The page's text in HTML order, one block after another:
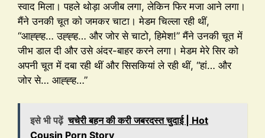
स्वाद मिला। पहले थोड़ा अजीब लगा, लेकिन फिर मजा आने लगा।
मैंने उनकी चूत को जमकर चाटा। मेडम चिल्ला रही थीं,
“आह्ह्ह… उह्ह्ह… और जोर से चाटो, हिमेश!” मैंने उनकी चूत में
जीभ डाल दी और उसे अंदर-बाहर करने लगा। मेडम मेरे सिर को
अपनी चूत में दबा रही थीं और सिसकियां ले रही थीं, “हां… और
जोर से… आह्ह्ह…”
इसे भी पढ़ें चचेरी बहन की करी जबरदस्त चुदाई | Hot
Cousin Porn Story